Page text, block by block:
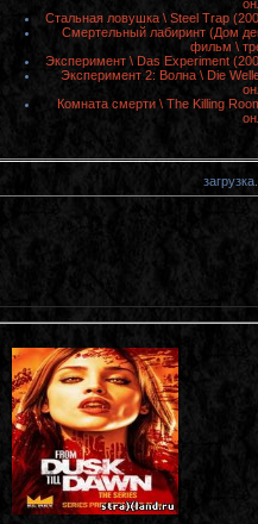
Стальная ловушка \ Steel Trap
Смертельный лабиринт (Дом
фильм \
Эксперимент \ Das Experiment
Эксперимент 2: Волна \ Die
Комната смерти \ The Killing
загрузка...